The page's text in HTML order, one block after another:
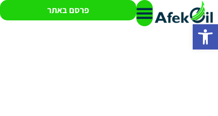
פתח סרגל נגישות
פרסם באתר